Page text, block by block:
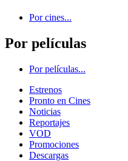
Por cines...
Por películas
Por películas...
Estrenos
Pronto en Cines
Noticias
Reportajes
VOD
Promociones
Descargas